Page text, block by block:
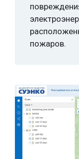
пожаров.